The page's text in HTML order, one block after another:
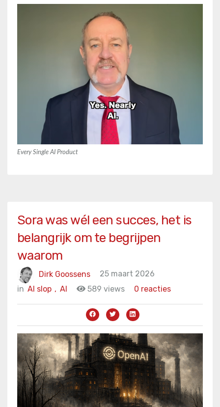
Every Single AI Product
Sora was wél een succes, het is
belangrijk om te begrijpen
waarom
Dirk Goossens
25 maart 2026
in
AI
AI slop , 589 views 0 reacties